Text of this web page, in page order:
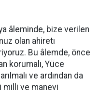
âleminde, bize verilen
olan ahiretı
Bu âlemde, önce
korumalı, Yüce
ve ardından da
ve manevi